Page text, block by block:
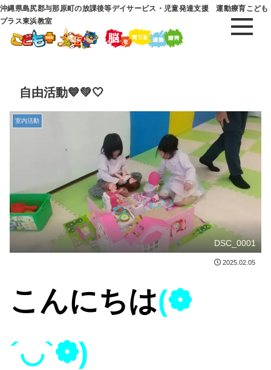
沖縄県島尻郡与那原町の放課後等デイサービス・児童発達支援 運動療育こども
プラス東浜教室
自由活動💙💚🤍
室内活動
DSC_0001
2025.02.05
こんにちは(❁
´◡`❁)